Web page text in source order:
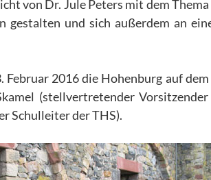
von Dr. Jule Peters mit dem Thema
gestalten und sich außerdem an
Februar 2016 die Hohenburg auf
(stellvertretender
Schulleiter der THS).